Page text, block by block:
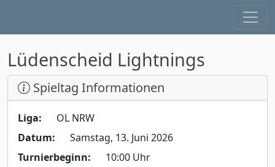
Lüdenscheid Lightnings
Spieltag Informationen
Liga:
OL NRW
Datum:
Samstag, 13. Juni 2026
Turnierbeginn:
10:00 Uhr